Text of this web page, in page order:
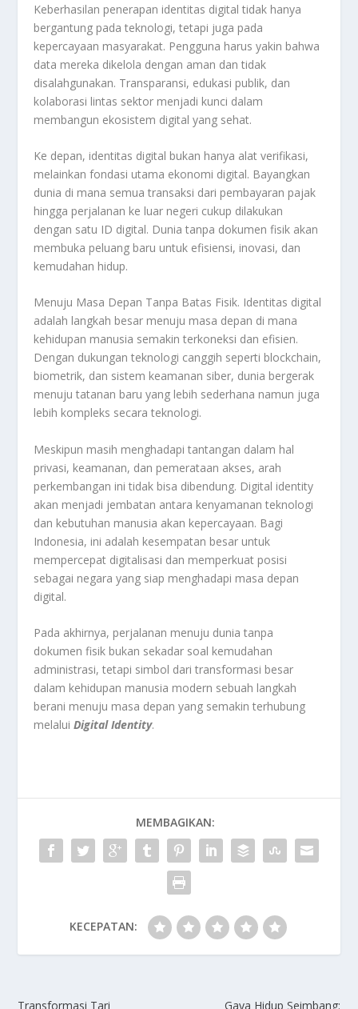
Keberhasilan penerapan identitas digital tidak hanya
bergantung pada teknologi, tetapi juga pada
kepercayaan masyarakat. Pengguna harus yakin bahwa
data mereka dikelola dengan aman dan tidak
disalahgunakan. Transparansi, edukasi publik, dan
kolaborasi lintas sektor menjadi kunci dalam
membangun ekosistem digital yang sehat.
Ke depan, identitas digital bukan hanya alat verifikasi,
melainkan fondasi utama ekonomi digital. Bayangkan
dunia di mana semua transaksi dari pembayaran pajak
hingga perjalanan ke luar negeri cukup dilakukan
dengan satu ID digital. Dunia tanpa dokumen fisik akan
membuka peluang baru untuk efisiensi, inovasi, dan
kemudahan hidup.
Menuju Masa Depan Tanpa Batas Fisik. Identitas digital
adalah langkah besar menuju masa depan di mana
kehidupan manusia semakin terkoneksi dan efisien.
Dengan dukungan teknologi canggih seperti blockchain,
biometrik, dan sistem keamanan siber, dunia bergerak
menuju tatanan baru yang lebih sederhana namun juga
lebih kompleks secara teknologi.
Meskipun masih menghadapi tantangan dalam hal
privasi, keamanan, dan pemerataan akses, arah
perkembangan ini tidak bisa dibendung. Digital identity
akan menjadi jembatan antara kenyamanan teknologi
dan kebutuhan manusia akan kepercayaan. Bagi
Indonesia, ini adalah kesempatan besar untuk
mempercepat digitalisasi dan memperkuat posisi
sebagai negara yang siap menghadapi masa depan
digital.
Pada akhirnya, perjalanan menuju dunia tanpa
dokumen fisik bukan sekadar soal kemudahan
administrasi, tetapi simbol dari transformasi besar
dalam kehidupan manusia modern sebuah langkah
berani menuju masa depan yang semakin terhubung
melaluiDigital Identity.
MEMBAGIKAN:
KECEPATAN:
Transformasi Tari Gaya Hidup Seimbang: